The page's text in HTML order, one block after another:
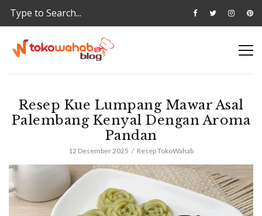
Resep Kue Lumpang Mawar Asal
Palembang Kenyal Dengan Aroma
Pandan
12 Desember 2025 Resep TokoWahab